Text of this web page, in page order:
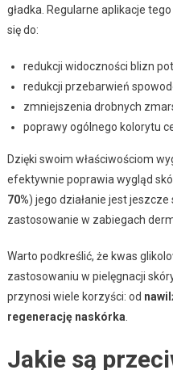
gładka. Regularne aplikacje
się do:
redukcji widoczności blizn
redukcji przebarwień
zmniejszenia drobnych
poprawy ogólnego kolorytu
Dzięki swoim właściwościom
efektywnie poprawia wygląd
70%) jego działanie jest
zastosowanie w zabiegach
Warto podkreślić, że kwas
zastosowaniu w pielęgnacji
przynosi wiele korzyści: od
regenerację naskórka
Jakie są